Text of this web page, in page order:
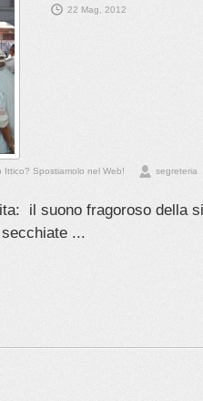
22 Mag, 2012
Ittico? Spostiamolo nel Web! segreteria
il suono fragoroso della
...